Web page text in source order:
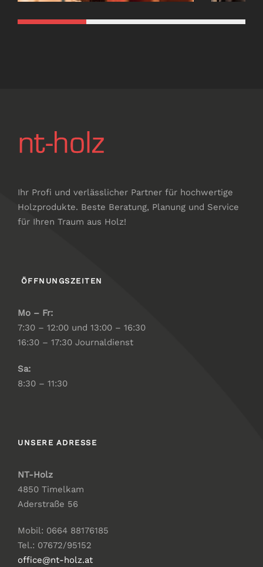
Ihr Profi und verlässlicher Partner für hochwertige
Holzprodukte. Beste Beratung, Planung und Service
für Ihren Traum aus Holz!
ÖFFNUNGSZEITEN
Mo – Fr:
7:30 – 12:00 und 13:00 – 16:30
16:30 – 17:30 Journaldienst
Sa:
8:30 – 11:30
UNSERE ADRESSE
NT-Holz
4850 Timelkam
Aderstraße 56
Mobil: 0664 88176185
Tel.: 07672/95152
office@nt-holz.at